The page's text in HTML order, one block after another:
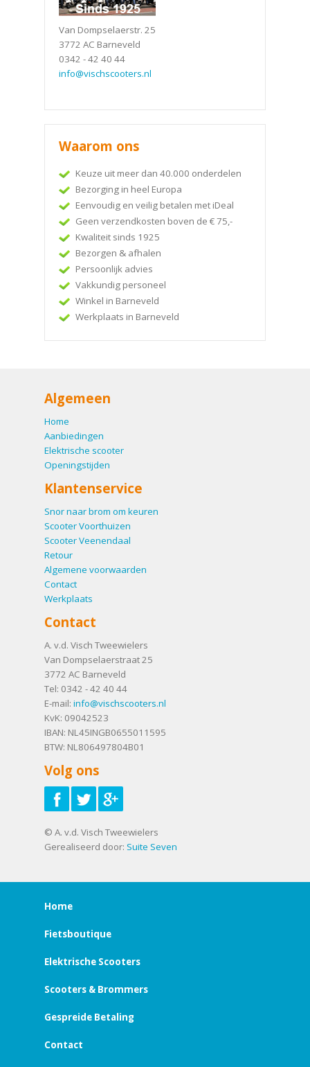
Van Dompselaerstr. 25
3772 AC Barneveld
0342 - 42 40 44
info@vischscooters.nl
Waarom ons
Keuze uit meer dan 40.000 onderdelen
Bezorging in heel Europa
Eenvoudig en veilig betalen met iDeal
Geen verzendkosten boven de € 75,-
Kwaliteit sinds 1925
Bezorgen & afhalen
Persoonlijk advies
Vakkundig personeel
Winkel in Barneveld
Werkplaats in Barneveld
Algemeen
Home
Aanbiedingen
Elektrische scooter
Openingstijden
Klantenservice
Snor naar brom om keuren
Scooter Voorthuizen
Scooter Veenendaal
Retour
Algemene voorwaarden
Contact
Werkplaats
Contact
A. v.d. Visch Tweewielers
Van Dompselaerstraat 25
3772 AC Barneveld
Tel: 0342 - 42 40 44
E-mail: info@vischscooters.nl
KvK: 09042523
IBAN: NL45INGB0655011595
BTW: NL806497804B01
Volg ons
© A. v.d. Visch Tweewielers
Gerealiseerd door: Suite Seven
Home
Fietsboutique
Elektrische Scooters
Scooters & Brommers
Gespreide Betaling
Contact